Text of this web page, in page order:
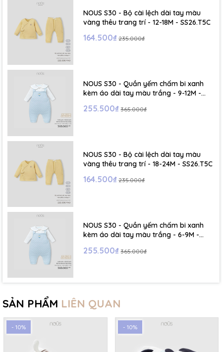
- Size M : 6-12 tháng
- Size L : 12-24 tháng
- Size XL :2- 6 tuổi
NOUS S30 - Bộ cài lệch dài tay màu
vàng thêu trang trí - 12-18M - SS26.T5C
164.500₫ 235.000₫
NOUS S30 - Quần yếm chấm bi xanh
kèm áo dài tay màu trắng - 9-12M -
255.500₫ 365.000₫
NOUS S30 - Bộ cài lệch dài tay màu
vàng thêu trang trí - 18-24M - SS26.T5C
164.500₫ 235.000₫
NOUS S30 - Quần yếm chấm bi xanh
kèm áo dài tay màu trắng - 6-9M -
255.500₫ 365.000₫
SẢN PHẨM LIÊN QUAN
- 10% - 10%